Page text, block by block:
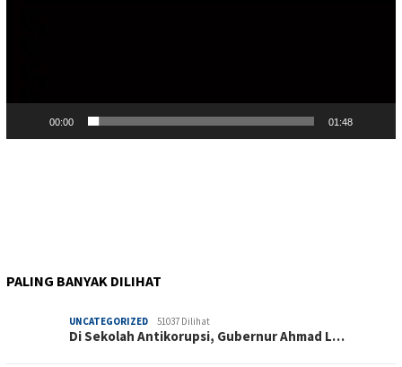
00:00 01:48
PALING BANYAK DILIHAT
UNCATEGORIZED 51037 Dilihat
Di Sekolah Antikorupsi, Gubernur Ahmad L…